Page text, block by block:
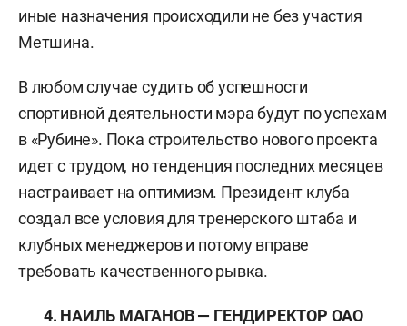
иные назначения происходили не без участия
Метшина.
В любом случае судить об успешности
спортивной деятельности мэра будут по успехам
в «Рубине». Пока строительство нового проекта
идет с трудом, но тенденция последних месяцев
настраивает на оптимизм. Президент клуба
создал все условия для тренерского штаба и
клубных менеджеров и потому вправе
требовать качественного рывка.
4. НАИЛЬ МАГАНОВ — ГЕНДИРЕКТОР ОАО